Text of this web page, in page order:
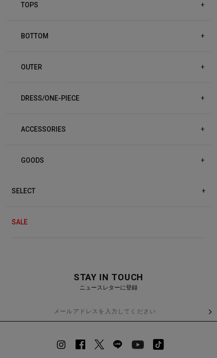
TOPS +
BOTTOM +
OUTER +
DRESS/ONE-PIECE +
ACCESSORIES +
GOODS +
SELECT +
SALE
STAY IN TOUCH
ニュースレターに登録